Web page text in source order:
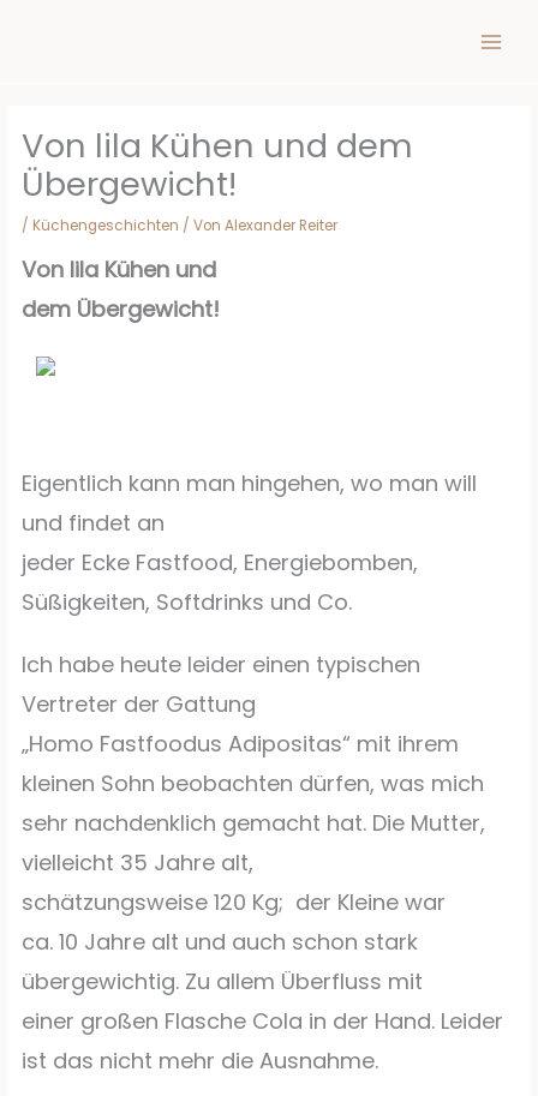
Von lila Kühen und dem
Übergewicht!
/ Küchengeschichten / VonAlexander Reiter
Von lila Kühen und
dem Übergewicht!
Eigentlich kann man hingehen, wo man will
und findet an
jeder Ecke Fastfood, Energiebomben,
Süßigkeiten, Softdrinks und Co.
Ich habe heute leider einen typischen
Vertreter der Gattung
„Homo Fastfoodus Adipositas“ mit ihrem
kleinen Sohn beobachten dürfen, was mich
sehr nachdenklich gemacht hat. Die Mutter,
vielleicht 35 Jahre alt,
schätzungsweise 120 Kg; der Kleine war
ca. 10 Jahre alt und auch schon stark
übergewichtig. Zu allem Überfluss mit
einer großen Flasche Cola in der Hand. Leider
ist das nicht mehr die Ausnahme.